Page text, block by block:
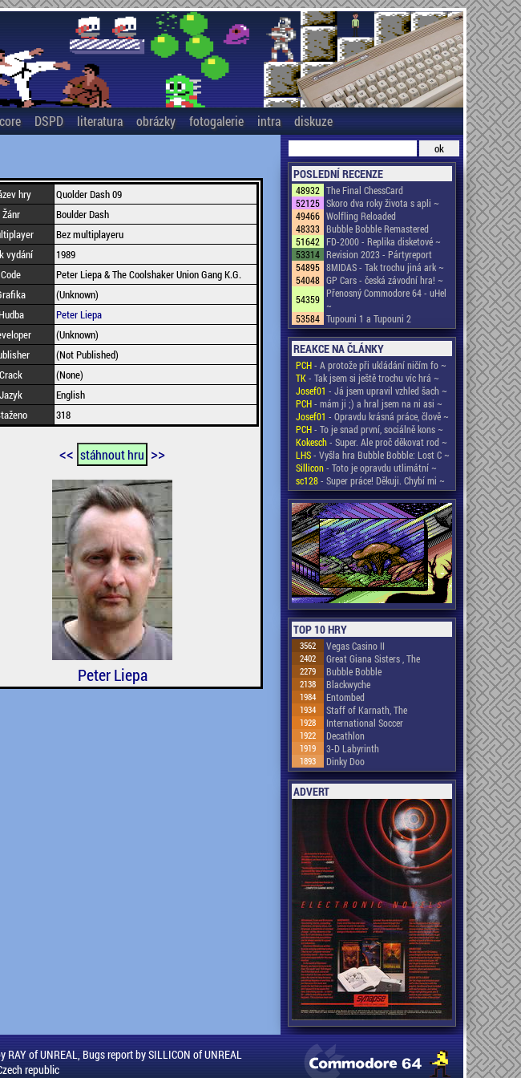
DSPD literatura obrázky fotogalerie intra diskuze
hry
Quolder Dash 09
Žánr
Boulder Dash
Bez multiplayeru
vydání
1989
Code
Peter Liepa & The Coolshaker Union Gang K.G.
(Unknown)
Hudba
Peter Liepa
(Unknown)
(Not Published)
Crack
(None)
Jazyk
English
318
<< stáhnout hru >>
Peter Liepa
POSLEDNÍ RECENZE
48932 The Final ChessCard
52125 Skoro dva roky života s apli ~
49466 Wolfling Reloaded
48333 Bubble Bobble Remastered
51642 FD-2000 - Replika disketové ~
53314 Revision 2023 - Pártyreport
54895 8MIDAS - Tak trochu jiná ark ~
54048 GP Cars - česká závodní hra! ~
54359 Přenosný Commodore 64 - uHel
~
53584 Tupouni 1 a Tupouni 2
REAKCE NA ČLÁNKY
PCH- A protože při ukládání ničím fo ~
TK- Tak jsem si ještě trochu víc hrá ~
Josef01 - Já jsem upravil vzhled šach ~
PCH- mám ji ;) a hral jsem na ni asi ~
Josef01 - Opravdu krásná práce, člově ~
PCH- To je snad první, sociálně kons ~
Kokesch- Super. Ale proč děkovat rod ~
LHS- Vyšla hra Bubble Bobble: Lost C ~
Sillicon- Toto je opravdu utlimátní ~
sc128- Super práce! Děkuji. Chybí mi ~
TOP 10 HRY
3562 Vegas Casino II
2402 Great Giana Sisters , The
2279 Bubble Bobble
2138 Blackwyche
1984 Entombed
1934 Staff of Karnath, The
1928 International Soccer
1922 Decathlon
1919 3-D Labyrinth
1893 Dinky Doo
ADVERT
of UNREAL, Bugs report by SILLICON of UNREAL
republic